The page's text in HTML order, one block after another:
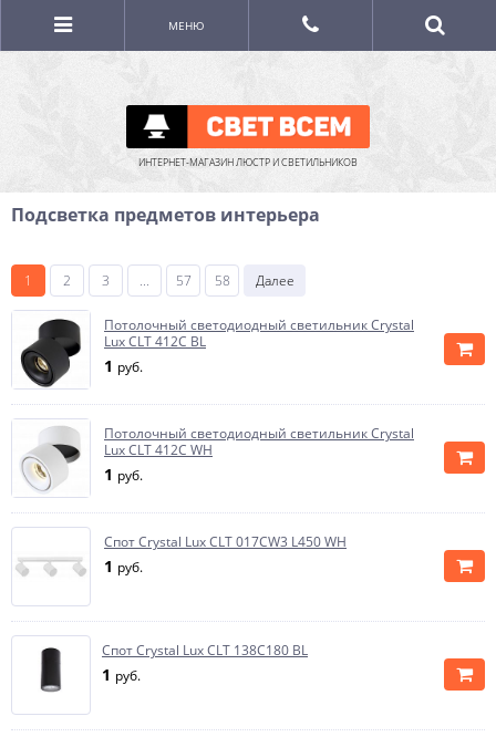
ИНТЕРНЕТ-МАГАЗИН ЛЮСТР И СВЕТИЛЬНИКОВ
МЕНЮ
Подсветка предметов интерьера
1 2 3 ... 57 58 Далее
Потолочный светодиодный светильник Crystal
Lux CLT 412C BL
1 руб.
Потолочный светодиодный светильник Crystal
Lux CLT 412C WH
1 руб.
Спот Crystal Lux CLT 017CW3 L450 WH
1 руб.
Спот Crystal Lux CLT 138C180 BL
1 руб.